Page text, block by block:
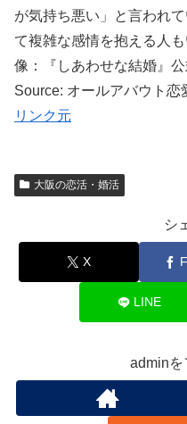
が気持ち悪い」と言われ
て複雑な感情を抱える人
像：『しあわせな結婚』
Source: オールアバウト恋
リンク元
大阪の恋活・婚活
シ
X
LINE
adminを